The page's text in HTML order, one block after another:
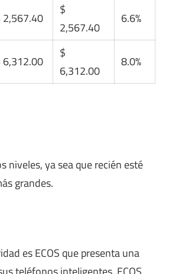
2,567.40
$
2,567.40
6.6%
6,312.00
$
6,312.00
8.0%
niveles, ya sea que recién esté
grandes.
es ECOS que presenta una